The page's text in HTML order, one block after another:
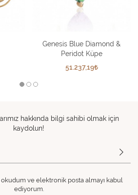
Genesis Blue Diamond &
Peridot Küpe
51.237,19
hakkında bilgi sahibi olmak için
kaydolun!
okudum ve elektronik posta almayı kabul
ediyorum.